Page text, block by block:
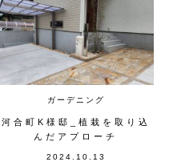
ガーデニング
2024.10.13
河合町K様邸_植栽を取り込
んだアプローチ